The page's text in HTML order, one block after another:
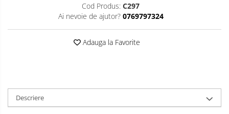
Cod Produs: C297
Ai nevoie de ajutor? 0769797324
Adauga la Favorite
Descriere